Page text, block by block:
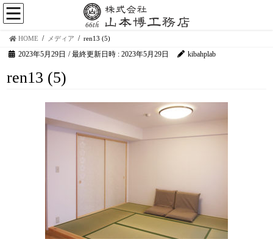
HOME メディア ren13 (5)
2023年5月29日 / 最終更新日時 :2023年5月29日 kibahplab
ren13 (5)